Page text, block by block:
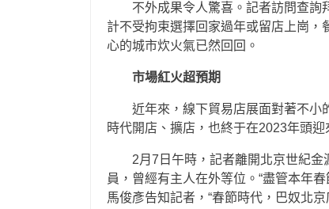
不外成果令人驚喜。記者訪問查
計不受拘束選擇回家過年或留店上崗
心的城市炊火氣已然回回。
市場紅火超預期
近年來，線下貿易店展面對著不小
時代開店、擴店，也終于在2023年頭迎
2月7日午時，記者離開北京世紀金
員，曾經有主人在外等位。“盡管本年
馬俊彥告知記者，“春節時代，巴奴北